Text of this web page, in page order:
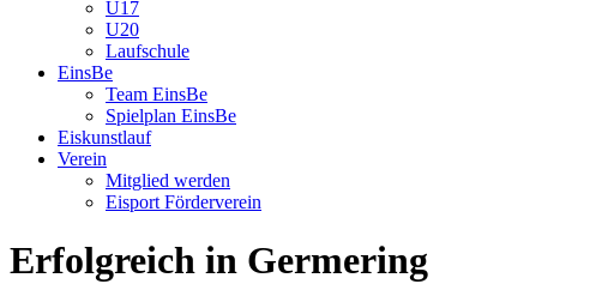
U17
U20
Laufschule
EinsBe
Team EinsBe
Spielplan EinsBe
Eiskunstlauf
Verein
Mitglied werden
Eisport Förderverein
Erfolgreich in Germering